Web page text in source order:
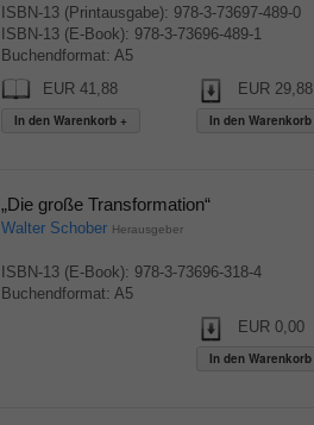
ISBN-13 (Printausgabe): 978-3-73697-489-0
ISBN-13 (E-Book): 978-3-73696-489-1
Buchendformat: A5
EUR 41,88
EUR 29,88
„Die große Transformation“
Walter Schober Herausgeber
ISBN-13 (E-Book): 978-3-73696-318-4
Buchendformat: A5
EUR 0,00